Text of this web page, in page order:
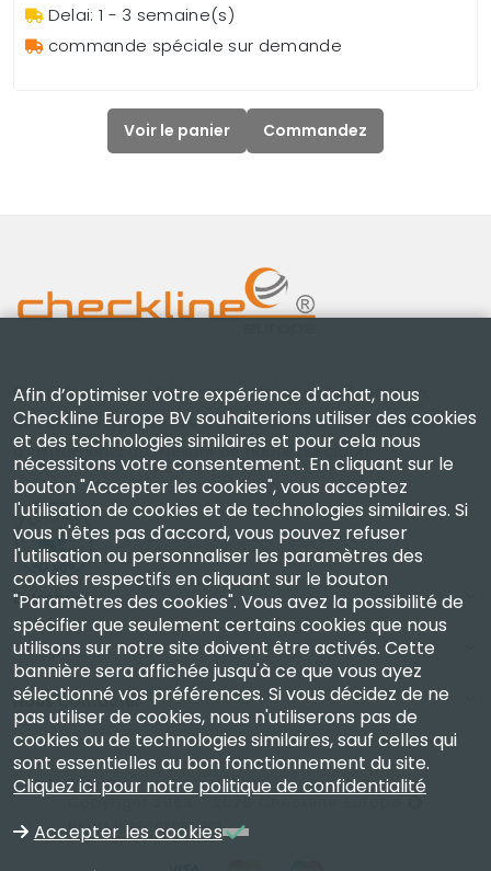
Delai: 1 - 3 semaine(s)
commande spéciale sur demande
Voir le panier Commandez
Checkline Europe B.V. — spécialistes de la fourniture,
de l'étalonnage, de la certification et de la réparation
d'instruments de mesure de haute précision.
Entreprise
Compte
Nous Contacter
Copyright 2003 - 2026 Checkline Europe
N° TVA NL850630721B01
Afin d’optimiser votre expérience d'achat, nous
Checkline Europe BV souhaiterions utiliser des cookies
et des technologies similaires et pour cela nous
nécessitons votre consentement. En cliquant sur le
bouton "Accepter les cookies", vous acceptez
l'utilisation de cookies et de technologies similaires. Si
vous n'êtes pas d'accord, vous pouvez refuser
l'utilisation ou personnaliser les paramètres des
cookies respectifs en cliquant sur le bouton
"Paramètres des cookies". Vous avez la possibilité de
spécifier que seulement certains cookies que nous
utilisons sur notre site doivent être activés. Cette
bannière sera affichée jusqu'à ce que vous ayez
sélectionné vos préférences. Si vous décidez de ne
pas utiliser de cookies, nous n'utiliserons pas de
cookies ou de technologies similaires, sauf celles qui
sont essentielles au bon fonctionnement du site.
Cliquez ici pour notre politique de confidentialité
Accepter les cookies